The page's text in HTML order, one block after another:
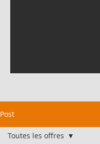
Post
Toutes les offres